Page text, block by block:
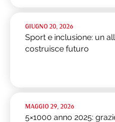
GIUGNO 20, 2026
Sport e inclusione: un
costruisce futuro
MAGGIO 29, 2026
5×1000 anno 2025: